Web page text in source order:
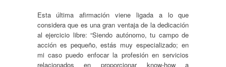
Esta última afirmación viene ligada a lo que
considera que es una gran ventaja de la dedicación
al ejercicio libre: “Siendo autónomo, tu campo de
acción es pequeño, estás muy especializado; en
mi caso puedo enfocar la profesión en servicios
relacionados en proporcionar know-how a